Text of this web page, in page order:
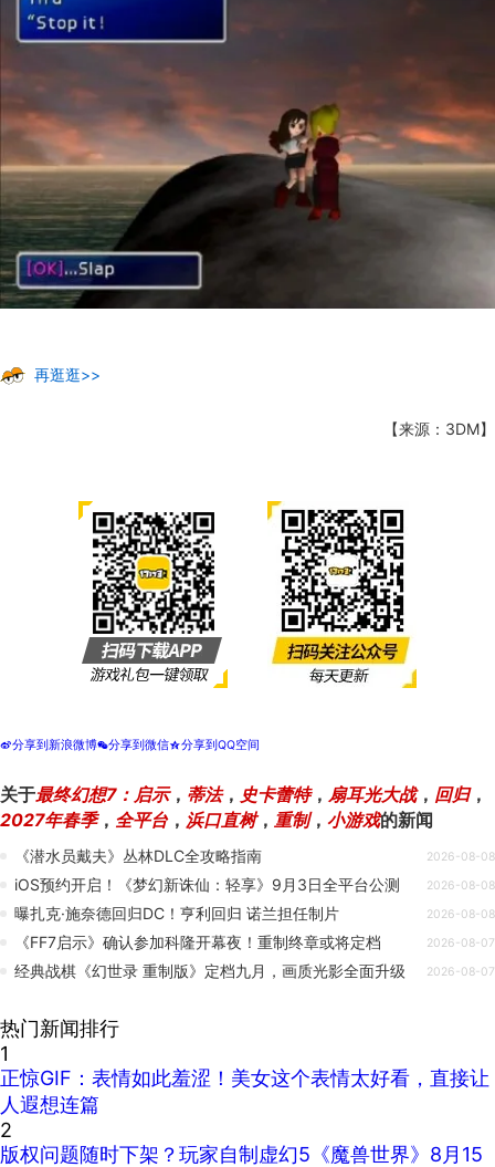
再逛逛>>
【来源：3DM】
t分享到新浪微博w分享到微信z分享到QQ空间
关于最终幻想7：启示， 蒂法， 史卡蕾特， 扇耳光大战， 回归，
2027年春季， 全平台， 浜口直树， 重制， 小游戏的新闻
《潜水员戴夫》丛林DLC全攻略指南 2026-08-08
iOS预约开启！《梦幻新诛仙：轻享》9月3日全平台公测 2026-08-08
曝扎克·施奈德回归DC！亨利回归 诺兰担任制片 2026-08-08
《FF7启示》确认参加科隆开幕夜！重制终章或将定档 2026-08-07
经典战棋《幻世录 重制版》定档九月，画质光影全面升级 2026-08-07
热门新闻排行
1
正惊GIF：表情如此羞涩！美女这个表情太好看，直接让
人遐想连篇
2
版权问题随时下架？玩家自制虚幻5《魔兽世界》8月15